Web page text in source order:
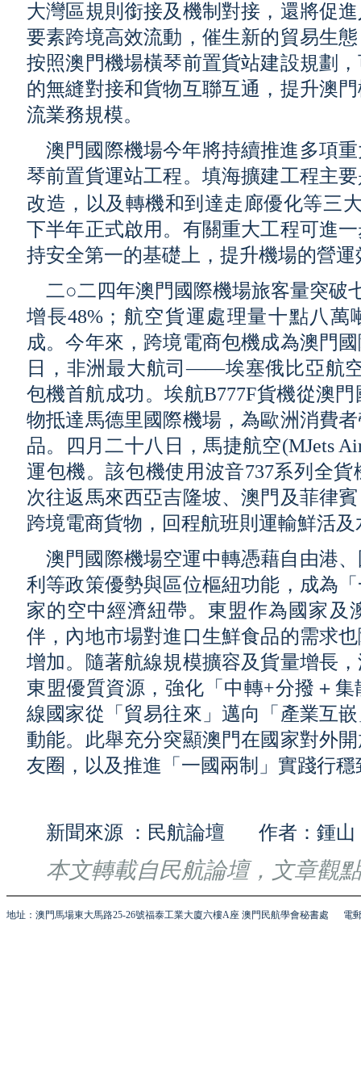
大灣區規則銜接及機制對接，還將促
要素跨境高效流動，催生新的貿易生
按照澳門機場橫琴前置貨站建設規劃
的無縫對接和貨物互聯互通，提升澳
流業務規模。
澳門國際機場今年將持續推進多項
琴前置貨運站工程。填海擴建工程主
改造，以及轉機和到達走廊優化等三
下半年正式啟用。有關重大工程可進
持安全第一的基礎上，提升機場的營
二○二四年澳門國際機場旅客量突破
增長48%；航空貨運處理量十點八
成。今年來，跨境電商包機成為澳門
日，非洲最大航司——埃塞俄比亞航
包機首航成功。埃航B777F貨機從澳
物抵達馬德里國際機場，為歐洲消費
品。四月二十八日，馬捷航空(MJets
運包機。該包機使用波音737系列全
次往返馬來西亞吉隆坡、澳門及菲律
跨境電商貨物，回程航班則運輸鮮活
澳門國際機場空運中轉憑藉自由港
利等政策優勢與區位樞紐功能，成為
家的空中經濟紐帶。東盟作為國家及
伴，內地市場對進口生鮮食品的需求
增加。隨著航線規模擴容及貨量增長
東盟優質資源，強化「中轉+分撥＋
線國家從「貿易往來」邁向「產業互
動能。此舉充分突顯澳門在國家對外
友圈，以及推進「一國兩制」實踐行
新聞來源 ：民航論壇 作者：鍾山
本文轉載自民航論壇，文章觀
地址：澳門馬場東大馬路25-26號福泰工業大廈六樓A座 澳門民航學會秘書處 電